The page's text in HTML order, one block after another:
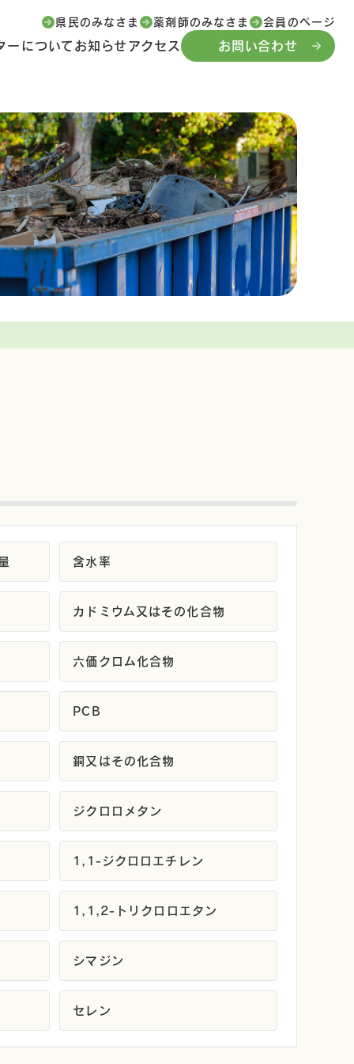
県民のみなさま 薬剤師のみなさま 会員のページ
ーについて お知らせアクセス お問い合わせ
含水率
カドミウム又はその化合物
六価クロム化合物
PCB
銅又はその化合物
ジクロロメタン
1,1-ジクロロエチレン
1,1,2-トリクロロエタン
シマジン
セレン